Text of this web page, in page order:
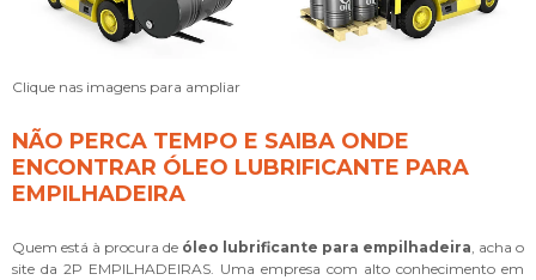
Clique nas imagens para ampliar
NÃO PERCA TEMPO E SAIBA ONDE
ENCONTRAR ÓLEO LUBRIFICANTE PARA
EMPILHADEIRA
Quem está à procura de óleo lubrificante para empilhadeira, acha o
site da 2P EMPILHADEIRAS. Uma empresa com alto conhecimento em